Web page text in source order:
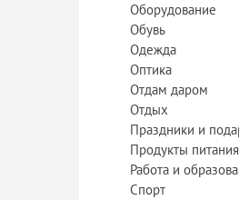
Оборудование
Обувь
Одежда
Оптика
Отдам даром
Отдых
Праздники и
Продукты питания
Работа и
Спорт